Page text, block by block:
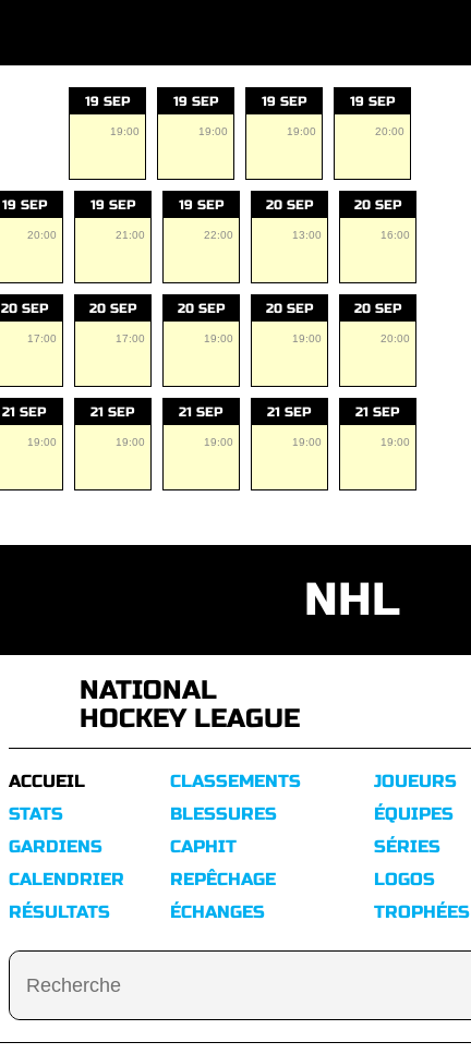
19 SEP
19:00
19 SEP
19:00
19 SEP
19:00
19 SEP
20:00
19 SEP
20:00
19 SEP
21:00
19 SEP
22:00
20 SEP
13:00
20 SEP
16:00
20 SEP
17:00
20 SEP
17:00
20 SEP
19:00
20 SEP
19:00
20 SEP
20:00
21 SEP
19:00
21 SEP
19:00
21 SEP
19:00
21 SEP
19:00
21 SEP
19:00
NHL
NATIONAL
HOCKEY LEAGUE
ACCUEIL
STATS
GARDIENS
CALENDRIER
RÉSULTATS
CLASSEMENTS
BLESSURES
CAPHIT
REPÊCHAGE
ÉCHANGES
JOUEURS
ÉQUIPES
SÉRIES
LOGOS
TROPHÉES